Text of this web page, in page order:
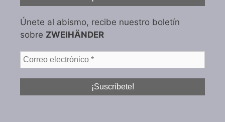
Únete al abismo, recibe nuestro boletín
sobre ZWEIHÄNDER